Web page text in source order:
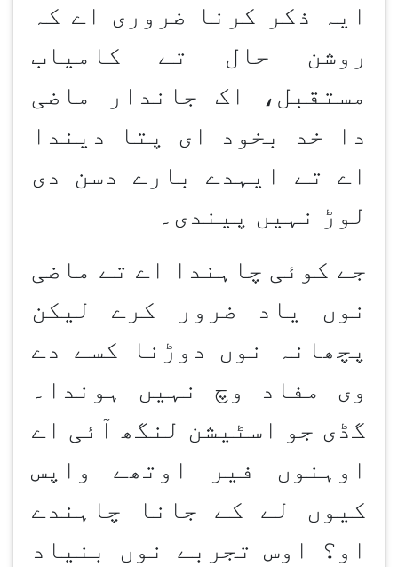
ایہ ذکر کرنا ضروری اے کہ
روشن حال تے کامیاب
مستقبل، اک جاندار ماضی
دا خد بخود ای پتا دیندا
اے تے ایہدے بارے دسن دی
لوڑ نہیں پیندی۔
جے کوئی چاہندا اے تے ماضی
نوں یاد ضرور کرے لیکن
پچھانہ نوں دوڑنا کسے دے
وی مفاد وچ نہیں ہوندا۔
گڈی جو اسٹیشن لنگھ آئی اے
اوہنوں فیر اوتھے واپس
کیوں لے کے جانا چاہندے
او؟ اوس تجربے نوں بنیاد